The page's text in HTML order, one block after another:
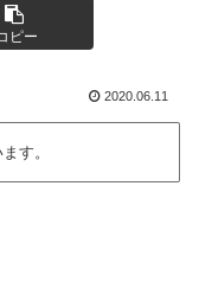
ピー
2020.06.11
す。